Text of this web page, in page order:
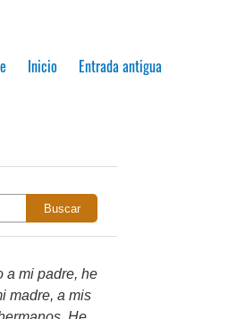
Entrada antigua
Inicio
Buscar
a mi padre, he
madre, a mis